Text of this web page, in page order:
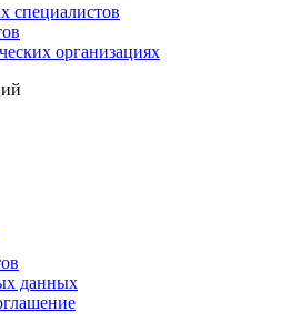
специалистов
организациях
данных